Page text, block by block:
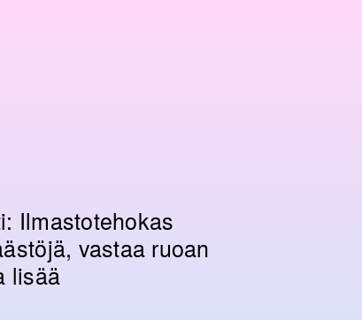
Ilmastotehokas
vastaa ruoan
lisää